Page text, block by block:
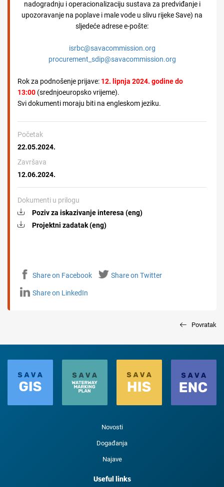
nadogradnju i operacionalizaciju sustava za predviđanje i
upozoravanje na poplave i male vode u slivu rijeke Save) na
sljedeće adrese e-pošte:
isrbc@savacommission.org
procurement_sdip@savacommission.org
Rok za podnošenje prijave: 12. lipnja 2024. godine do
13:00 (srednjoeuropsko vrijeme).
Svi dokumenti moraju biti na engleskom jeziku.
Početak
22.05.2024.
Završava
12.06.2024.
Dokumenti u prilogu
Poziv za iskazivanje interesa (eng)
Projektni zadatak (eng)
Share on Facebook Share on Twitter
Share on LinkedIn
Povratak
Novosti
Događanja
Najave
Useful links